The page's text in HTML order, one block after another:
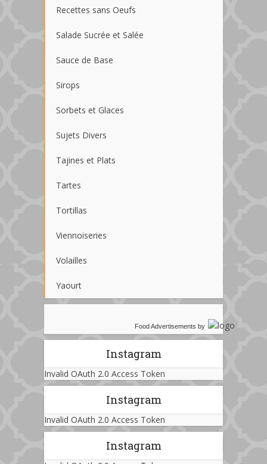
Recettes sans Oeufs
Salade Sucrée et Salée
Sauce de Base
Sirops
Sorbets et Glaces
Sujets Divers
Tajines et Plats
Tartes
Tortillas
Viennoiseries
Volailles
Yaourt
Food Advertisements by
Instagram
Invalid OAuth 2.0 Access Token
Instagram
Invalid OAuth 2.0 Access Token
Instagram